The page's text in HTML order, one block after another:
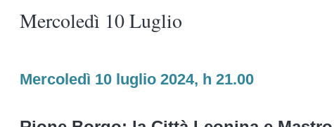
Mercoledì 10 Luglio
Mercoledì 10 luglio 2024, h 21.00